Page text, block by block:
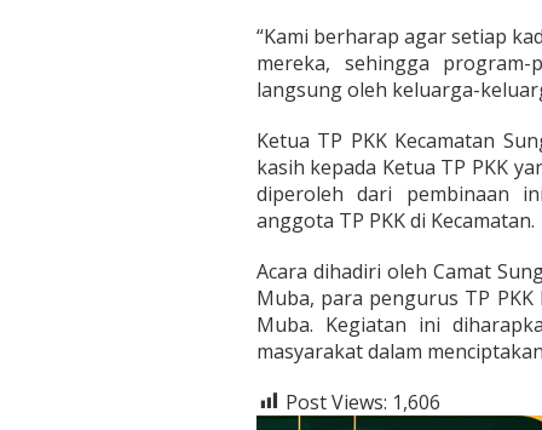
“Kami berharap agar setiap
mereka, sehingga
langsung oleh keluarga-
Ketua TP PKK Kecamatan
kasih kepada Ketua TP PKK
diperoleh dari pembinaan
anggota TP PKK di Kecamatan.
Acara dihadiri oleh Camat
Muba, para pengurus TP
Muba. Kegiatan ini
masyarakat dalam
Post Views: 1,606